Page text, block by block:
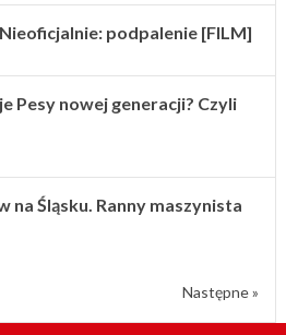
podpalenie [FILM]
Pesy nowej generacji? Czyli
na Śląsku. Ranny maszynista
Następne »